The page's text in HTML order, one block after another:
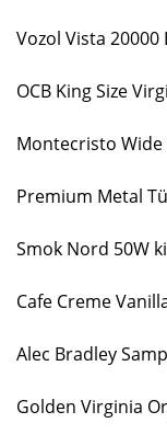
Vozol Vista
OCB King Size
Montecristo Wide
Premium Metal
Smok Nord 50W
Cafe Creme
Alec Bradley
Golden Virginia